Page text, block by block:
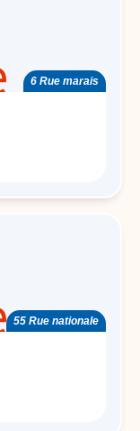
6 Rue marais
55 Rue nationale